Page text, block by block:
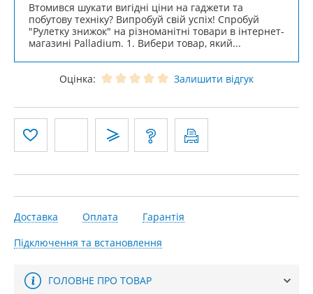
Втомився шукати вигідні ціни на гаджети та
побутову техніку? Випробуй свій успіх! Спробуй
"Рулетку знижок" на різноманітні товари в інтернет-
магазині Palladium. 1. Вибери товар, який...
Оцінка: Залишити відгук
Доставка Оплата
Гарантія
Підключення та встановлення
ГОЛОВНЕ ПРО ТОВАР